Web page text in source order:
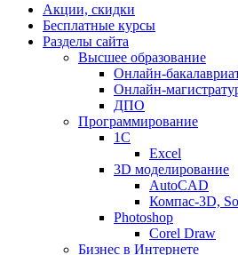
Акции, скидки
Бесплатные курсы
Разделы сайта
Высшее образование
Онлайн-
Онлайн-
ДПО
Программирование
1С
Excel
3D моделирование
AutoCAD
Компас-3D,
Photoshop
Corel Draw
Бизнес в Интернете